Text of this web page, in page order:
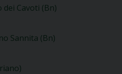
dei Cavoti (Bn)
Sannita (Bn)